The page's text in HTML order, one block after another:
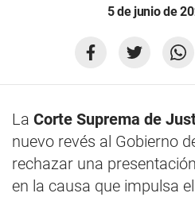
5 de junio de
La Corte Suprema de
nuevo revés al Gobierno
rechazar una
en la causa que impulsa el